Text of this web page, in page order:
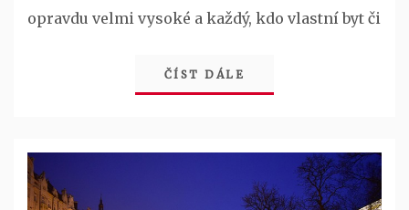
opravdu velmi vysoké a každý, kdo vlastní byt či
ČÍST DÁLE